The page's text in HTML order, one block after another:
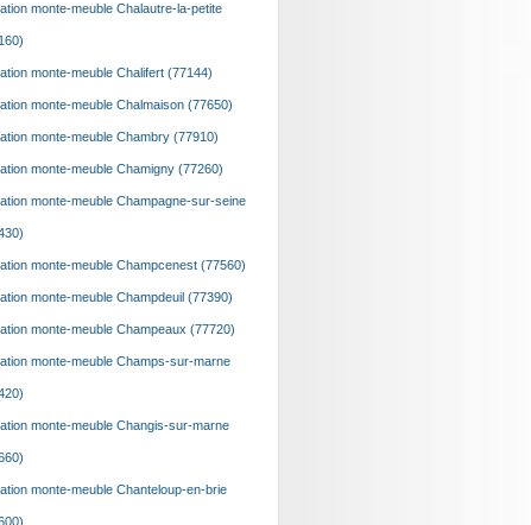
monte-meuble Chalautre-la-petite
monte-meuble Chalifert (77144)
monte-meuble Chalmaison (77650)
monte-meuble Chambry (77910)
monte-meuble Chamigny (77260)
monte-meuble Champagne-sur-seine
monte-meuble Champcenest (77560)
monte-meuble Champdeuil (77390)
monte-meuble Champeaux (77720)
monte-meuble Champs-sur-marne
monte-meuble Changis-sur-marne
monte-meuble Chanteloup-en-brie